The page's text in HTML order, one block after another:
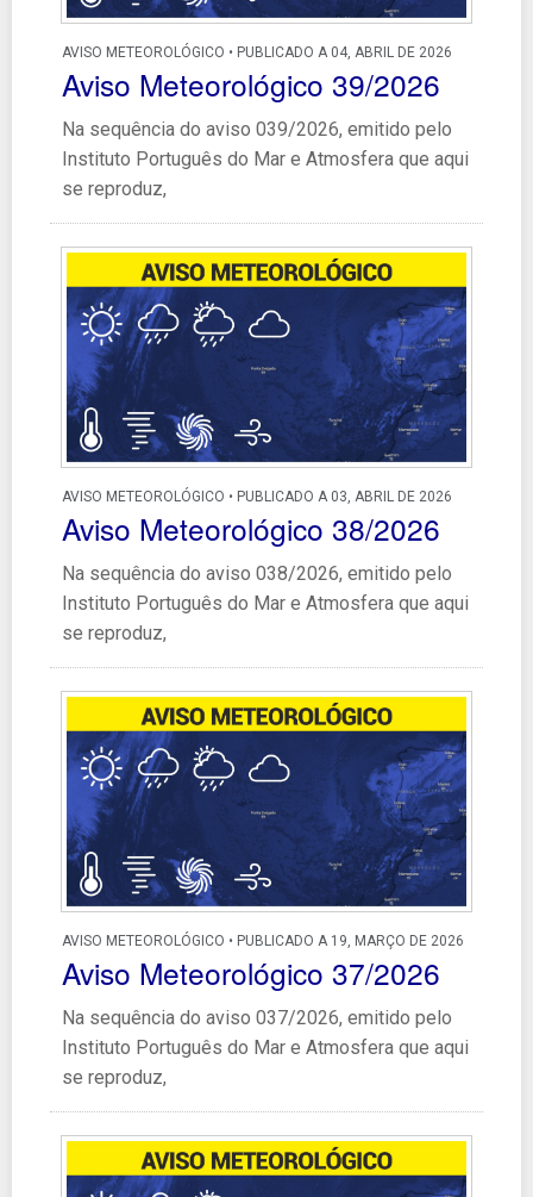
AVISO METEOROLÓGICO • PUBLICADO A 04, ABRIL DE 2026
Aviso Meteorológico 39/2026
Na sequência do aviso 039/2026, emitido pelo
Instituto Português do Mar e Atmosfera que aqui
se reproduz,
AVISO METEOROLÓGICO • PUBLICADO A 03, ABRIL DE 2026
Aviso Meteorológico 38/2026
Na sequência do aviso 038/2026, emitido pelo
Instituto Português do Mar e Atmosfera que aqui
se reproduz,
AVISO METEOROLÓGICO • PUBLICADO A 19, MARÇO DE 2026
Aviso Meteorológico 37/2026
Na sequência do aviso 037/2026, emitido pelo
Instituto Português do Mar e Atmosfera que aqui
se reproduz,